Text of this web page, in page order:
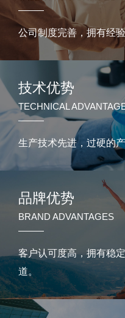
公司制度完善，拥有经
技术优势
TECHNICAL
生产技术先进，过硬的
品牌优势
BRAND ADVANTAGES
客户认可度高，拥有稳
道。